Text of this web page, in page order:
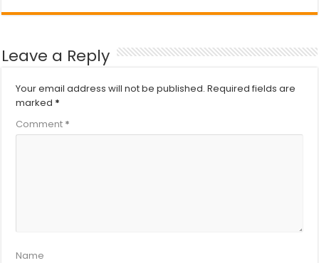
Leave a Reply
Your email address will not be published. Required fields are
marked *
Comment *
Name